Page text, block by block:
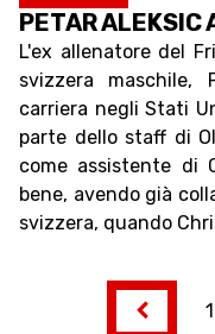
PETAR ALEKSIC
L'ex allenatore del
svizzera maschile,
carriera negli Stati
parte dello staff di
come assistente di
bene, avendo già
svizzera, quando